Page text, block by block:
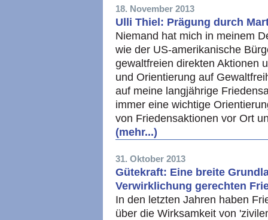
18. November 2013
Ulli Thiel: Prägung durch
Niemand hat mich in meinem
wie der US-amerikanische
gewaltfreien direkten Aktionen
und Orientierung auf
auf meine langjährige
immer eine wichtige
von Friedensaktionen vor Ort
(mehr...)
31. Oktober 2013
Gütekraft: Eine breite
Verwirklichung gerechten
In den letzten Jahren haben
über die Wirksamkeit von